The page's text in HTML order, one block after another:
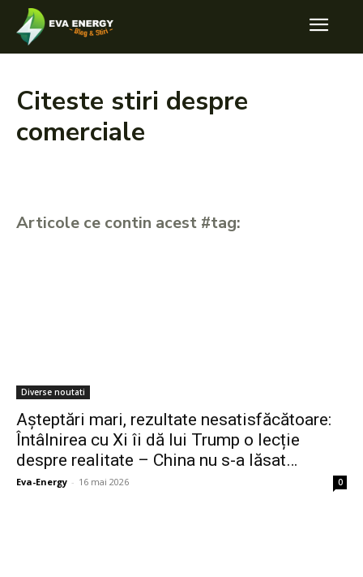
Citeste stiri despre
comerciale
Articole ce contin acest #tag:
Diverse noutati
Așteptări mari, rezultate nesatisfăcătoare:
Întâlnirea cu Xi îi dă lui Trump o lecție
despre realitate – China nu s-a lăsat…
Eva-Energy - 16 mai 2026 0